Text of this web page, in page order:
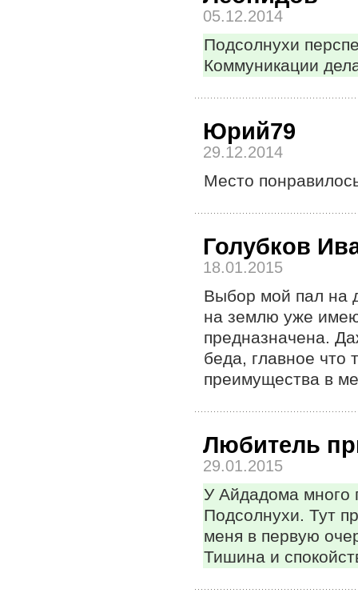
05.12.2014
Подсолнухи
Коммуникации
Юрий79
29.12.2014
Место
Голубков
18.01.2015
Выбор мой пал на
на землю уже
предназначена.
беда, главное что
преимущества в
Любитель
29.01.2015
У Айдадома много
Подсолнухи. Тут
меня в первую
Тишина и